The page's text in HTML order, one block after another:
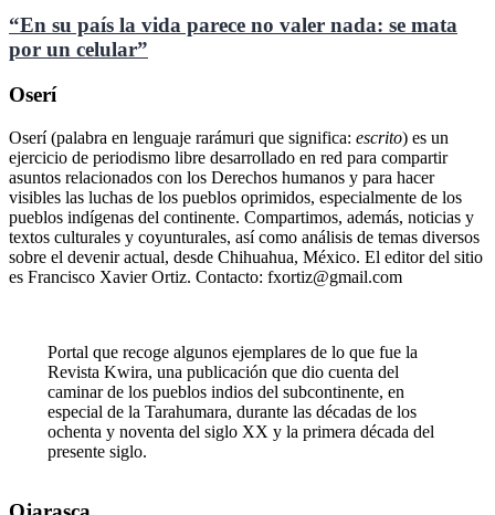
“En su país la vida parece no valer nada: se mata
por un celular”
Oserí
Oserí (palabra en lenguaje rarámuri que significa: escrito) es un
ejercicio de periodismo libre desarrollado en red para compartir
asuntos relacionados con los Derechos humanos y para hacer
visibles las luchas de los pueblos oprimidos, especialmente de los
pueblos indígenas del continente. Compartimos, además, noticias y
textos culturales y coyunturales, así como análisis de temas diversos
sobre el devenir actual, desde Chihuahua, México. El editor del sitio
es Francisco Xavier Ortiz. Contacto: fxortiz@gmail.com
Portal que recoge algunos ejemplares de lo que fue la
Revista Kwira, una publicación que dio cuenta del
caminar de los pueblos indios del subcontinente, en
especial de la Tarahumara, durante las décadas de los
ochenta y noventa del siglo XX y la primera década del
presente siglo.